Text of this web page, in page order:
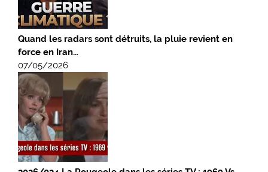
Quand les radars sont détruits, la pluie revient en
force en Iran…
07/05/2026